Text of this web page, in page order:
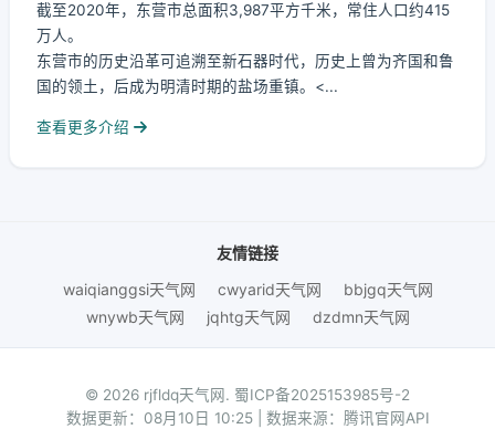
截至2020年，东营市总面积3,987平方千米，常住人口约415
万人。
东营市的历史沿革可追溯至新石器时代，历史上曾为齐国和鲁
国的领土，后成为明清时期的盐场重镇。<...
查看更多介绍
友情链接
waiqianggsi天气网
cwyarid天气网
bbjgq天气网
wnywb天气网
jqhtg天气网 dzdmn天气网
© 2026 rjfldq天气网. 蜀ICP备2025153985号-2
数据更新：08月10日 10:25 | 数据来源：腾讯官网API